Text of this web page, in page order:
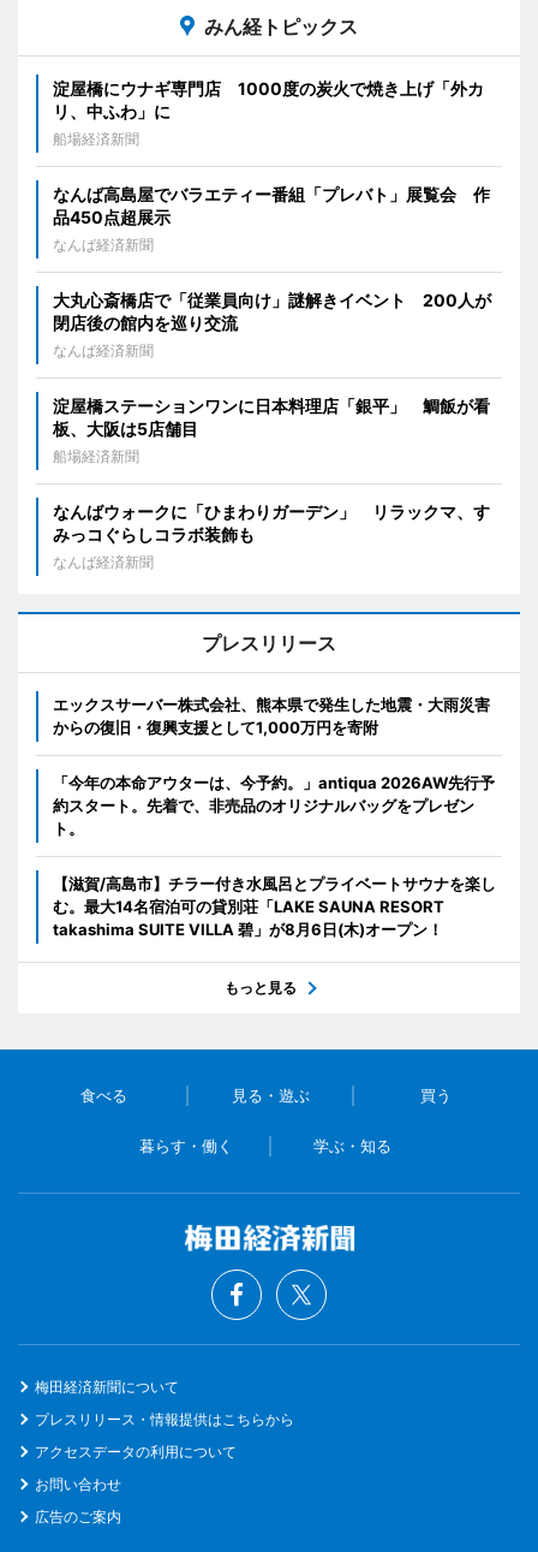
みん経トピックス
淀屋橋にウナギ専門店 1000度の炭火で焼き上げ「外カ
リ、中ふわ」に
船場経済新聞
なんば高島屋でバラエティー番組「プレバト」展覧会 作
品450点超展示
なんば経済新聞
大丸心斎橋店で「従業員向け」謎解きイベント 200人が
閉店後の館内を巡り交流
なんば経済新聞
淀屋橋ステーションワンに日本料理店「銀平」 鯛飯が看
板、大阪は5店舗目
船場経済新聞
なんばウォークに「ひまわりガーデン」 リラックマ、す
みっコぐらしコラボ装飾も
なんば経済新聞
プレスリリース
エックスサーバー株式会社、熊本県で発生した地震・大雨災害
からの復旧・復興支援として1,000万円を寄附
「今年の本命アウターは、今予約。」antiqua 2026AW先行予
約スタート。先着で、非売品のオリジナルバッグをプレゼン
ト。
【滋賀/高島市】チラー付き水風呂とプライベートサウナを楽し
む。最大14名宿泊可の貸別荘「LAKE SAUNA RESORT
takashima SUITE VILLA 碧」が8月6日(木)オープン！
もっと見る
食べる 見る・遊ぶ 買う
暮らす・働く 学ぶ・知る
梅田経済新聞について
プレスリリース・情報提供はこちらから
アクセスデータの利用について
お問い合わせ
広告のご案内